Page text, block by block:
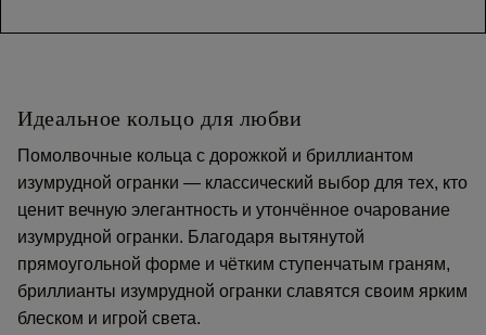
Идеальное кольцо для любви
Помолвочные кольца с дорожкой и бриллиантом
изумрудной огранки — классический выбор для тех, кто
ценит вечную элегантность и утончённое очарование
изумрудной огранки. Благодаря вытянутой
прямоугольной форме и чётким ступенчатым граням,
бриллианты изумрудной огранки славятся своим ярким
блеском и игрой света.